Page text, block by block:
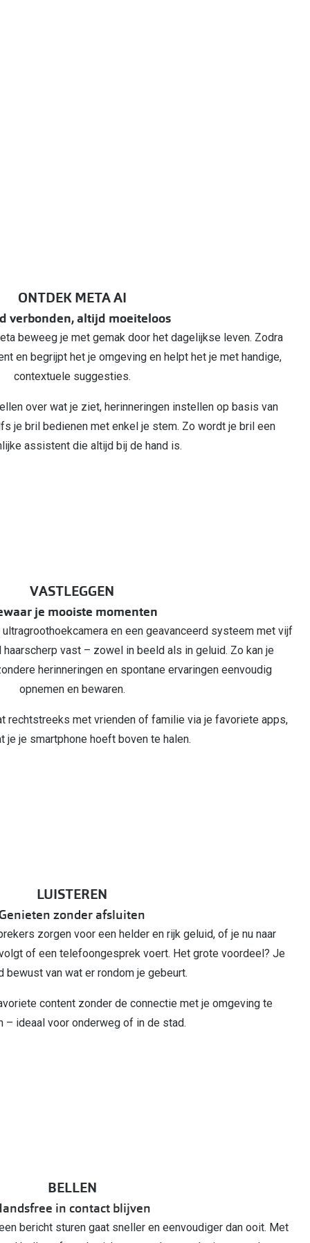
ONTDEK META AI
verbonden, altijd moeiteloos
beweeg je met gemak door het dagelijkse leven. Zodra
en begrijpt het je omgeving en helpt het je met handige,
contextuele suggesties.
over wat je ziet, herinneringen instellen op basis van
je bril bedienen met enkel je stem. Zo wordt je bril een
assistent die altijd bij de hand is.
VASTLEGGEN
je mooiste momenten
en een geavanceerd systeem met vijf
vast – zowel in beeld als in geluid. Zo kan je
herinneringen en spontane ervaringen eenvoudig
opnemen en bewaren.
rechtstreeks met vrienden of familie via je favoriete apps,
je je smartphone hoeft boven te halen.
LUISTEREN
zonder afsluiten
zorgen voor een helder en rijk geluid, of je nu naar
of een telefoongesprek voert. Het grote voordeel? Je
bewust van wat er rondom je gebeurt.
content zonder de connectie met je omgeving te
– ideaal voor onderweg of in de stad.
BELLEN
in contact blijven
bericht sturen gaat sneller en eenvoudiger dan ooit. Met